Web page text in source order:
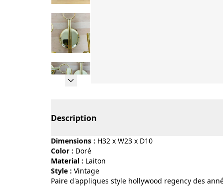
Description
Dimensions : H32 x W23 x D10
Color :
doré
Material :
laiton
Style :
vintage
Paire d'appliques style hollywood regency des